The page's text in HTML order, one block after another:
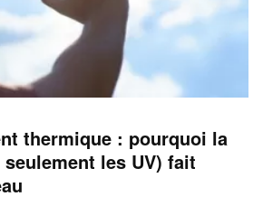
thermique : pourquoi la
les UV) fait